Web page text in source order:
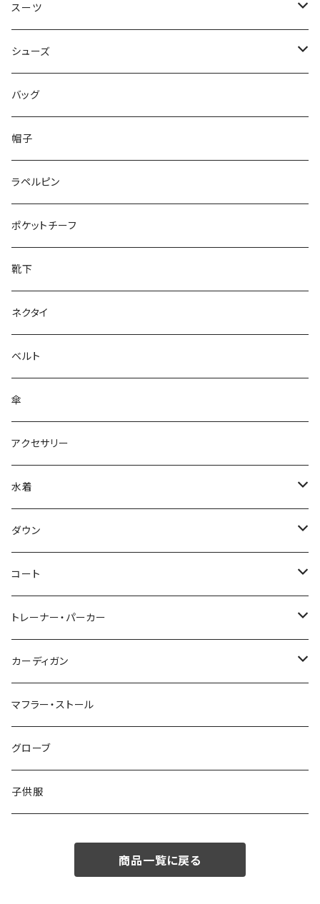
50/XL～
48/L
50/XL～
46/M
48/L
50/XL～
～44/S
46/M
48/L
50/XL～
スーツ
～44/S
46/M
48/L
50/XL～
シューズ
～25.5cm
26cm～
27cm～
28cm～
バッグ
帽子
ラペルピン
ポケットチーフ
靴下
ネクタイ
ベルト
傘
アクセサリー
水着
～44/S
46/M
48/L
50/XL～
ダウン
～44/S
46/M
48/L
50/XL～
コート
～44/S
46/M
48/L
50/XL～
トレーナー・パーカー
～44/S
46/M
48/L
50/XL～
カーディガン
～44/S
46/M
48/L
マフラー・ストール
グローブ
子供服
商品一覧に戻る